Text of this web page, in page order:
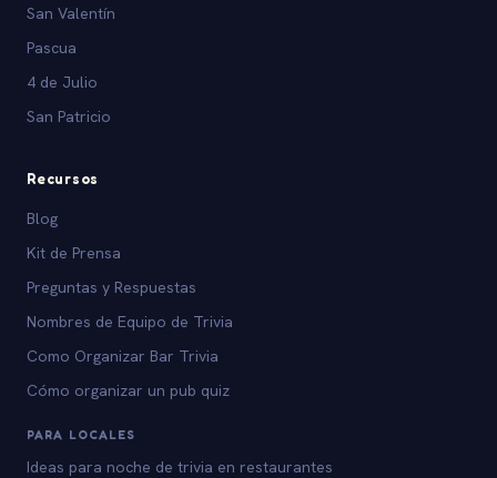
San Valentín
Pascua
4 de Julio
San Patricio
Recursos
Blog
Kit de Prensa
Preguntas y Respuestas
Nombres de Equipo de Trivia
Como Organizar Bar Trivia
Cómo organizar un pub quiz
PARA LOCALES
Ideas para noche de trivia en restaurantes